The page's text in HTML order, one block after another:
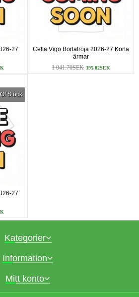
27
Celta Vigo Bortatröja 2026-27 Korta
ärmar
1 041.70SEK 395.82SEK
Stock
27
Kategorier
Information
Mitt konto